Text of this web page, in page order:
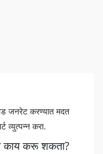
जनरेट करण्यात मदत
व्युत्पन्न करा.
काय करू शकता?